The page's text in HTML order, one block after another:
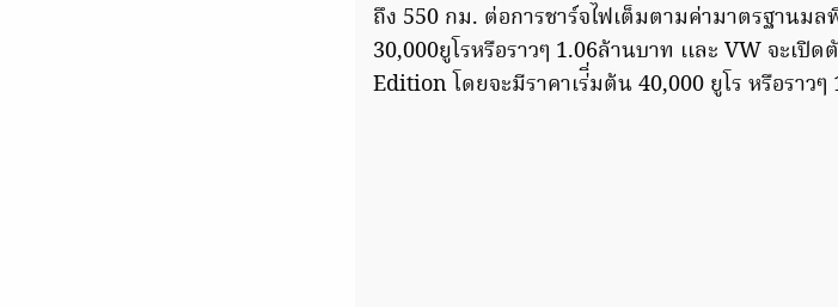
ถึง 550 กม. ต่อการชาร์จไฟเต็มตามค่ามาตรฐานม
30,000ยูโรหรือราวๆ 1.06ล้านบาท เเละ VW จะเ
Edition โดยจะมีราคาเร่ิ่มต้น 40,000 ยูโร หรือราวๆ